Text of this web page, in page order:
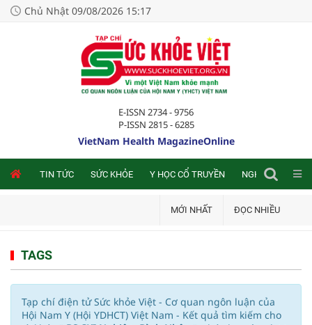
Chủ Nhật 09/08/2026 15:17
E-ISSN 2734 - 9756
P-ISSN 2815 - 6285
VietNam Health MagazineOnline
TIN TỨC SỨC KHỎE Y HỌC CỔ TRUYỀN NGHIÊN CỨU
MỚI NHẤT ĐỌC NHIỀU
TAGS
Tạp chí điện tử Sức khỏe Việt - Cơ quan ngôn luận của
Hội Nam Y (Hội YDHCT) Việt Nam - Kết quả tìm kiếm cho